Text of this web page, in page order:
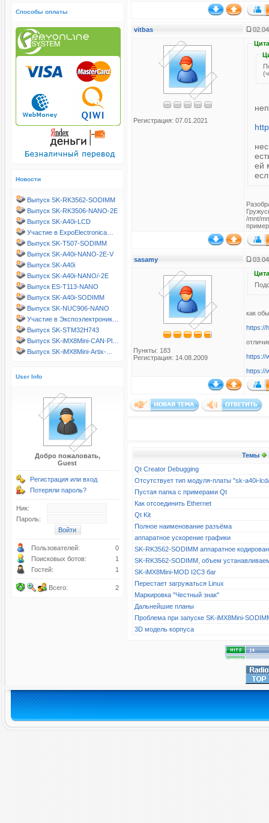
Способы оплаты
Новости
Выпуск SK-RK3562-SODIMM
Выпуск SK-RK3506-NANO-2E
Выпуск SK-A40i-LCD
Участие в ExpoElectronica…
Выпуск SK-T507-SODIMM
Выпуск SK-A40i-NANO-2E-V
Выпуск SK-A40i
Выпуск SK-A40i-NANO/-2E
Выпуск ES-T113-NANO
Выпуск SK-A40i-SODIMM
Выпуск SK-NUC906-NANO
Участие в Экспоэлектроник…
Выпуск SK-STM32H743
Выпуск SK-iMX8Mini-CAN-Pl…
Выпуск SK-iMX8Mini-Artix-…
User Info
Добро пожаловать,
Guest
Регистрация или вход
Потеряли пароль?
Ник:
Пароль:
Пользователей:
0
Поисковых ботов:
1
Гостей:
1
Всего: 2
vitbas
Регистрация: 07.01.2021
ей
/mnt/
sasamy
Пункты: 183
Регистрация: 14.08.2009
как
https://
https://
https://
Темы
Qt Creator Debugging
Отсутствует тип модуля-платы "sk-a40i-
Пустая папка с примерами Qt
Как отсоединить Ethernet
Qt Kit
Полное наименование разъёма
аппаратное ускорение графики
SK-RK3562-SODIMM аппаратное
SK-RK3562-SODIMM, объем
SK-iMX8Mini-MOD I2C3 баг
Перестает загружаться Linux
Маркировка "Честный знак"
Дальнейшие планы
Проблема при запуске SK-iMX8Mini-
3D модель корпуса